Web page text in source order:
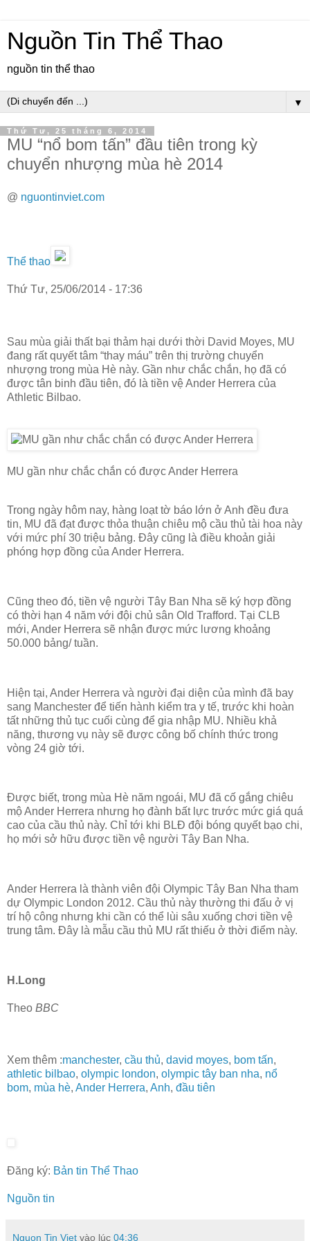
Nguồn Tin Thể Thao
nguồn tin thể thao
▼
Thứ Tư, 25 tháng 6, 2014
MU “nổ bom tấn” đầu tiên trong kỳ
chuyển nhượng mùa hè 2014
@ nguontinviet.com
Thể thao
Thứ Tư, 25/06/2014 - 17:36
Sau mùa giải thất bại thảm hại dưới thời David Moyes, MU
đang rất quyết tâm “thay máu” trên thị trường chuyển
nhượng trong mùa Hè này. Gần như chắc chắn, họ đã có
được tân binh đầu tiên, đó là tiền vệ Ander Herrera của
Athletic Bilbao.
MU gần như chắc chắn có được Ander Herrera
Trong ngày hôm nay, hàng loạt tờ báo lớn ở Anh đều đưa
tin, MU đã đạt được thỏa thuận chiêu mộ cầu thủ tài hoa này
với mức phí 30 triệu bảng. Đây cũng là điều khoản giải
phóng hợp đồng của Ander Herrera.
Cũng theo đó, tiền vệ người Tây Ban Nha sẽ ký hợp đồng
có thời hạn 4 năm với đội chủ sân Old Trafford. Tại CLB
mới, Ander Herrera sẽ nhận được mức lương khoảng
50.000 bảng/ tuần.
Hiện tại, Ander Herrera và người đại diện của mình đã bay
sang Manchester để tiến hành kiểm tra y tế, trước khi hoàn
tất những thủ tục cuối cùng để gia nhập MU. Nhiều khả
năng, thương vụ này sẽ được công bố chính thức trong
vòng 24 giờ tới.
Được biết, trong mùa Hè năm ngoái, MU đã cố gắng chiêu
mộ Ander Herrera nhưng họ đành bất lực trước mức giá quá
cao của cầu thủ này. Chỉ tới khi BLĐ đội bóng quyết bạo chi,
họ mới sở hữu được tiền vệ người Tây Ban Nha.
Ander Herrera là thành viên đội Olympic Tây Ban Nha tham
dự Olympic London 2012. Cầu thủ này thường thi đấu ở vị
trí hộ công nhưng khi cần có thể lùi sâu xuống chơi tiền vệ
trung tâm. Đây là mẫu cầu thủ MU rất thiếu ở thời điểm này.
H.Long
Theo BBC
Xem thêm :manchester, cầu thủ, david moyes, bom tấn,
athletic bilbao, olympic london, olympic tây ban nha, nổ
bom, mùa hè, Ander Herrera, Anh, đầu tiên
Đăng ký: Bản tin Thể Thao
Nguồn tin
Nguon Tin Viet vào lúc 04:36